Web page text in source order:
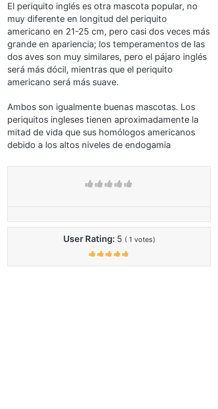
El periquito inglés es otra mascota popular, no
muy diferente en longitud del periquito
americano en 21-25 cm, pero casi dos veces más
grande en apariencia; los temperamentos de las
dos aves son muy similares, pero el pájaro inglés
será más dócil, mientras que el periquito
americano será más suave.
Ambos son igualmente buenas mascotas. Los
periquitos ingleses tienen aproximadamente la
mitad de vida que sus homólogos americanos
debido a los altos niveles de endogamia
User Rating: 5 ( 1 votes)